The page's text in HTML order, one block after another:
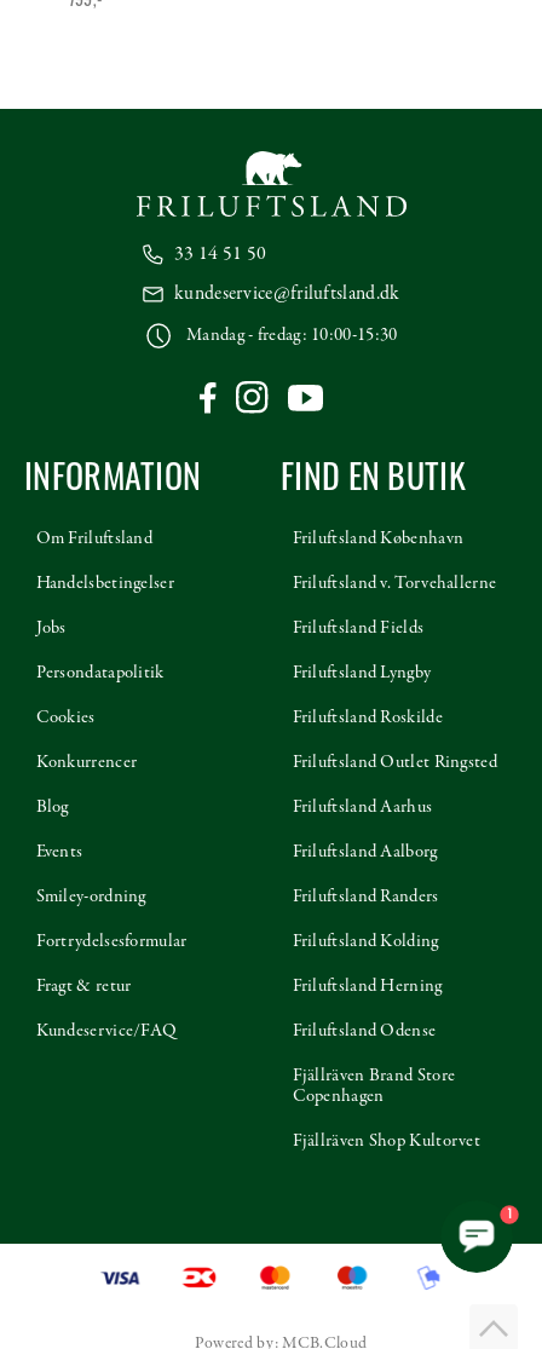
33 14 51 50
kundeservice@friluftsland.dk
Mandag - fredag: 10:00-15:30
INFORMATION
Om Friluftsland
Handelsbetingelser
Jobs
Persondatapolitik
Cookies
Konkurrencer
Blog
Events
Smiley-ordning
Fortrydelsesformular
Fragt & retur
Kundeservice/FAQ
FIND EN BUTIK
Friluftsland København
Friluftsland v. Torvehallerne
Friluftsland Fields
Friluftsland Lyngby
Friluftsland Roskilde
Friluftsland Outlet Ringsted
Friluftsland Aarhus
Friluftsland Aalborg
Friluftsland Randers
Friluftsland Kolding
Friluftsland Herning
Friluftsland Odense
Fjällräven Brand Store
Copenhagen
Fjällräven Shop Kultorvet
Powered by: MCB.Cloud
1